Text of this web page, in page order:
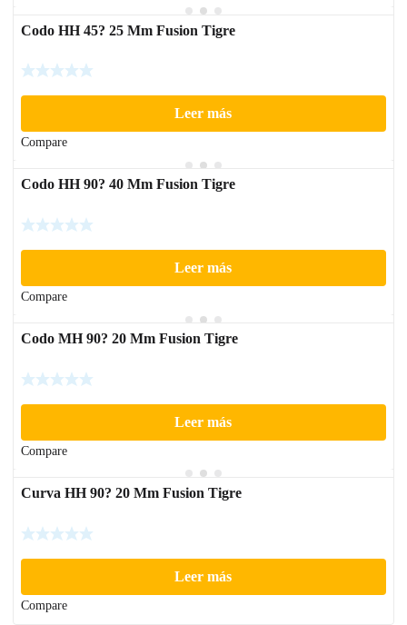
Codo HH 45? 25 Mm Fusion Tigre
Leer más
Compare
Codo HH 90? 40 Mm Fusion Tigre
Leer más
Compare
Codo MH 90? 20 Mm Fusion Tigre
Leer más
Compare
Curva HH 90? 20 Mm Fusion Tigre
Leer más
Compare